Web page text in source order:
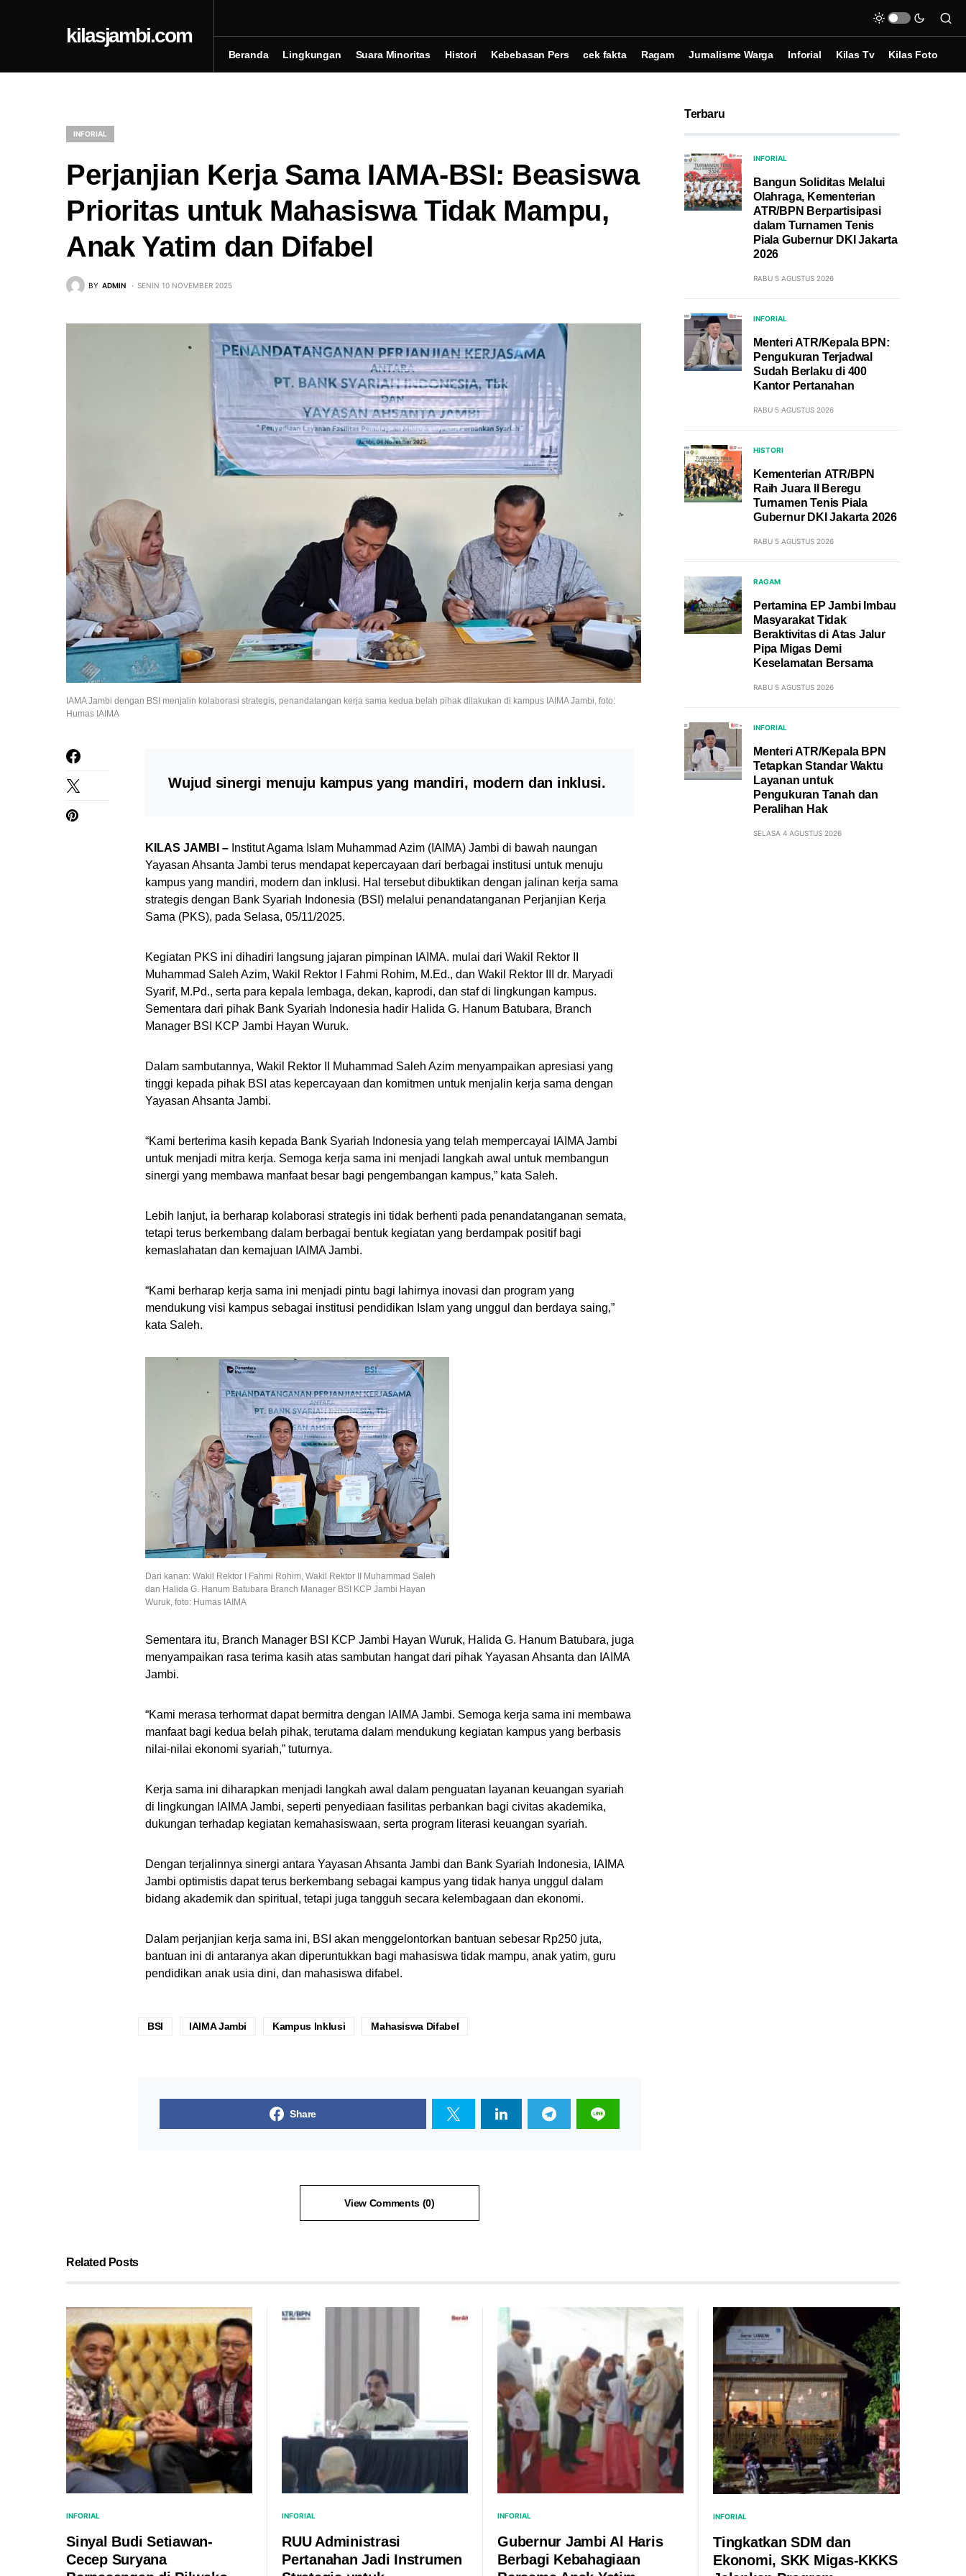
kilasjambi.com
Beranda Lingkungan Suara Minoritas Histori Kebebasan Pers cek fakta Ragam Jurnalisme Warga Inforial Kilas Tv Kilas Foto
INFORIAL
Perjanjian Kerja Sama IAMA-BSI: Beasiswa
Prioritas untuk Mahasiswa Tidak Mampu,
Anak Yatim dan Difabel
BY ADMIN SENIN 10 NOVEMBER 2025
IAMA Jambi dengan BSI menjalin kolaborasi strategis, penandatangan kerja sama kedua belah pihak dilakukan di kampus IAIMA Jambi, foto:
Humas IAIMA
Wujud sinergi menuju kampus yang mandiri, modern dan inklusi.
KILAS JAMBI – Institut Agama Islam Muhammad Azim (IAIMA) Jambi di bawah naungan
Yayasan Ahsanta Jambi terus mendapat kepercayaan dari berbagai institusi untuk menuju
kampus yang mandiri, modern dan inklusi. Hal tersebut dibuktikan dengan jalinan kerja sama
strategis dengan Bank Syariah Indonesia (BSI) melalui penandatanganan Perjanjian Kerja
Sama (PKS), pada Selasa, 05/11/2025.
Kegiatan PKS ini dihadiri langsung jajaran pimpinan IAIMA. mulai dari Wakil Rektor II
Muhammad Saleh Azim, Wakil Rektor I Fahmi Rohim, M.Ed., dan Wakil Rektor III dr. Maryadi
Syarif, M.Pd., serta para kepala lembaga, dekan, kaprodi, dan staf di lingkungan kampus.
Sementara dari pihak Bank Syariah Indonesia hadir Halida G. Hanum Batubara, Branch
Manager BSI KCP Jambi Hayan Wuruk.
Dalam sambutannya, Wakil Rektor II Muhammad Saleh Azim menyampaikan apresiasi yang
tinggi kepada pihak BSI atas kepercayaan dan komitmen untuk menjalin kerja sama dengan
Yayasan Ahsanta Jambi.
“Kami berterima kasih kepada Bank Syariah Indonesia yang telah mempercayai IAIMA Jambi
untuk menjadi mitra kerja. Semoga kerja sama ini menjadi langkah awal untuk membangun
sinergi yang membawa manfaat besar bagi pengembangan kampus,” kata Saleh.
Lebih lanjut, ia berharap kolaborasi strategis ini tidak berhenti pada penandatanganan semata,
tetapi terus berkembang dalam berbagai bentuk kegiatan yang berdampak positif bagi
kemaslahatan dan kemajuan IAIMA Jambi.
“Kami berharap kerja sama ini menjadi pintu bagi lahirnya inovasi dan program yang
mendukung visi kampus sebagai institusi pendidikan Islam yang unggul dan berdaya saing,”
kata Saleh.
Dari kanan: Wakil Rektor I Fahmi Rohim, Wakil Rektor II Muhammad Saleh
dan Halida G. Hanum Batubara Branch Manager BSI KCP Jambi Hayan
Wuruk, foto: Humas IAIMA
Sementara itu, Branch Manager BSI KCP Jambi Hayan Wuruk, Halida G. Hanum Batubara, juga
menyampaikan rasa terima kasih atas sambutan hangat dari pihak Yayasan Ahsanta dan IAIMA
Jambi.
“Kami merasa terhormat dapat bermitra dengan IAIMA Jambi. Semoga kerja sama ini membawa
manfaat bagi kedua belah pihak, terutama dalam mendukung kegiatan kampus yang berbasis
nilai-nilai ekonomi syariah,” tuturnya.
Kerja sama ini diharapkan menjadi langkah awal dalam penguatan layanan keuangan syariah
di lingkungan IAIMA Jambi, seperti penyediaan fasilitas perbankan bagi civitas akademika,
dukungan terhadap kegiatan kemahasiswaan, serta program literasi keuangan syariah.
Dengan terjalinnya sinergi antara Yayasan Ahsanta Jambi dan Bank Syariah Indonesia, IAIMA
Jambi optimistis dapat terus berkembang sebagai kampus yang tidak hanya unggul dalam
bidang akademik dan spiritual, tetapi juga tangguh secara kelembagaan dan ekonomi.
Dalam perjanjian kerja sama ini, BSI akan menggelontorkan bantuan sebesar Rp250 juta,
bantuan ini di antaranya akan diperuntukkan bagi mahasiswa tidak mampu, anak yatim, guru
pendidikan anak usia dini, dan mahasiswa difabel.
BSI IAIMA Jambi Kampus Inklusi Mahasiswa Difabel
Share
View Comments (0)
Terbaru
INFORIAL
Bangun Soliditas Melalui
Olahraga, Kementerian
ATR/BPN Berpartisipasi
dalam Turnamen Tenis
Piala Gubernur DKI Jakarta
2026
RABU 5 AGUSTUS 2026
INFORIAL
Menteri ATR/Kepala BPN:
Pengukuran Terjadwal
Sudah Berlaku di 400
Kantor Pertanahan
RABU 5 AGUSTUS 2026
HISTORI
Kementerian ATR/BPN
Raih Juara II Beregu
Turnamen Tenis Piala
Gubernur DKI Jakarta 2026
RABU 5 AGUSTUS 2026
RAGAM
Pertamina EP Jambi Imbau
Masyarakat Tidak
Beraktivitas di Atas Jalur
Pipa Migas Demi
Keselamatan Bersama
RABU 5 AGUSTUS 2026
INFORIAL
Menteri ATR/Kepala BPN
Tetapkan Standar Waktu
Layanan untuk
Pengukuran Tanah dan
Peralihan Hak
SELASA 4 AGUSTUS 2026
Related Posts
INFORIAL
Sinyal Budi Setiawan-
Cecep Suryana
INFORIAL
RUU Administrasi
Pertanahan Jadi Instrumen
INFORIAL
Gubernur Jambi Al Haris
Berbagi Kebahagiaan
INFORIAL
Tingkatkan SDM dan
Ekonomi, SKK Migas-KKKS